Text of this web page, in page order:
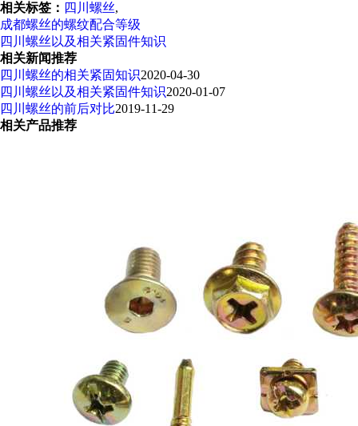
相关标签： 四川螺丝,
成都螺丝的螺纹配合等级
四川螺丝以及相关紧固件知识
相关新闻推荐
四川螺丝的相关紧固知识2020-04-30
四川螺丝以及相关紧固件知识2020-01-07
四川螺丝的前后对比2019-11-29
相关产品推荐